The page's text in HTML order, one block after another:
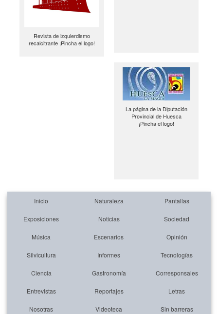
Revista de izquierdismo
recalcitrante ¡Pincha el logo!
La página de la Diputación
Provincial de Huesca
¡Pincha el logo!
Inicio Naturaleza Pantallas
Exposiciones Noticias Sociedad
Música Escenarios Opinión
Silvicultura Informes Tecnologías
Ciencia Gastronomía Corresponsales
Entrevistas Reportajes Letras
Nosotras Videoteca Sin barreras